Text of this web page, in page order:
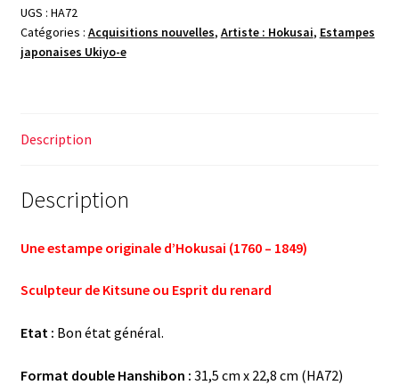
UGS : HA72
Catégories : Acquisitions nouvelles, Artiste : Hokusai, Estampes
japonaises Ukiyo-e
Description
Description
Une estampe originale d’Hokusai (1760 – 1849)
Sculpteur de Kitsune ou Esprit du renard
Etat : Bon état général.
Format double Hanshibon : 31,5 cm x 22,8 cm (HA72)